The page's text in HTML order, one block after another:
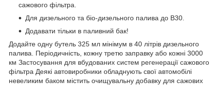
сажового фільтра.
Для дизельного та біо-дизельного палива до B30.
Додавати тільки в паливний бак!
Додайте одну бутель 325 мл мінімум в 40 літрів дизельного
палива. Періодичність, кожну третю заправку або кожні 3000
км Застосування для вбудованих систем регенерації сажового
фільтра Деякі автовиробники обладнують свої автомобілі
невеликим баком містить очищувальну добавку для сажових